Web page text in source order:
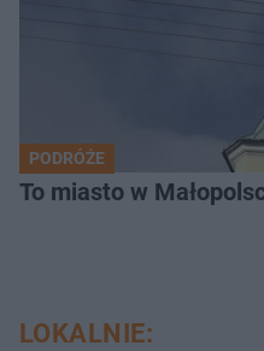
PODRÓŻE
To miasto w
LOKALNIE: